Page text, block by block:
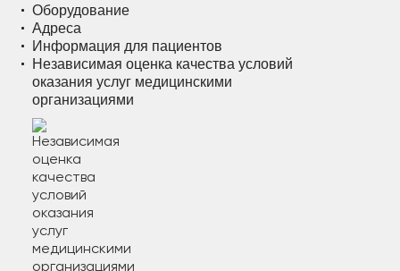
Оборудование
Адреса
Информация для пациентов
Независимая оценка качества условий
оказания услуг медицинскими
организациями